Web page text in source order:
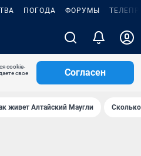
ПОГОДА ФОРУМЫ
cookie-
свое
Согласен
живет Алтайский Маугли